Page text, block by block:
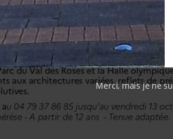
Merci, mais je ne